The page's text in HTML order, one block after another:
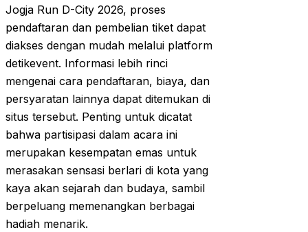
Jogja Run D-City 2026, proses
pendaftaran dan pembelian tiket dapat
diakses dengan mudah melalui platform
detikevent. Informasi lebih rinci
mengenai cara pendaftaran, biaya, dan
persyaratan lainnya dapat ditemukan di
situs tersebut. Penting untuk dicatat
bahwa partisipasi dalam acara ini
merupakan kesempatan emas untuk
merasakan sensasi berlari di kota yang
kaya akan sejarah dan budaya, sambil
berpeluang memenangkan berbagai
hadiah menarik.